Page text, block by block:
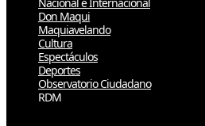
Don Maqui
Maquiavelando
Cultura
Espectáculos
Deportes
Observatorio Ciudadano
RDM